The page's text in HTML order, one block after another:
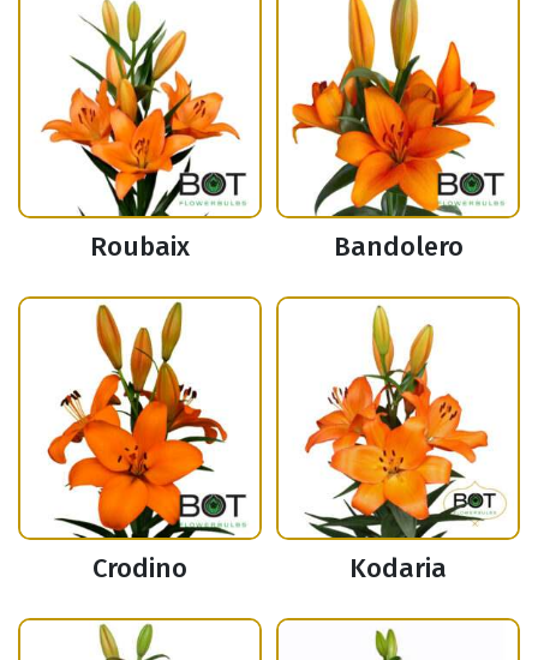
Roubaix Bandolero
Crodino Kodaria